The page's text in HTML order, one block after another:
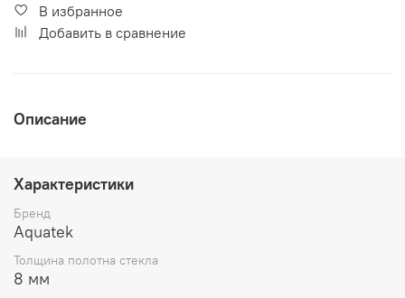
В избранное
Добавить в сравнение
Описание
Характеристики
Бренд
Aquatek
Толщина полотна стекла
8 мм